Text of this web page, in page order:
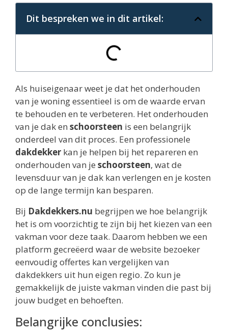
Dit bespreken we in dit artikel:
Als huiseigenaar weet je dat het onderhouden
van je woning essentieel is om de waarde ervan
te behouden en te verbeteren. Het onderhouden
van je dak en schoorsteen is een belangrijk
onderdeel van dit proces. Een professionele
dakdekker kan je helpen bij het repareren en
onderhouden van je schoorsteen, wat de
levensduur van je dak kan verlengen en je kosten
op de lange termijn kan besparen.
Bij Dakdekkers.nu begrijpen we hoe belangrijk
het is om voorzichtig te zijn bij het kiezen van een
vakman voor deze taak. Daarom hebben we een
platform gecreëerd waar de website bezoeker
eenvoudig offertes kan vergelijken van
dakdekkers uit hun eigen regio. Zo kun je
gemakkelijk de juiste vakman vinden die past bij
jouw budget en behoeften.
Belangrijke conclusies: